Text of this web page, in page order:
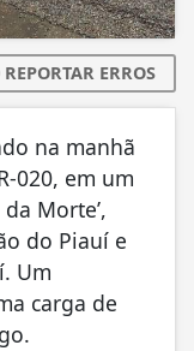
REPORTAR ERROS
na manhã
020, em um
Morte’,
do Piauí e
Um
carga de